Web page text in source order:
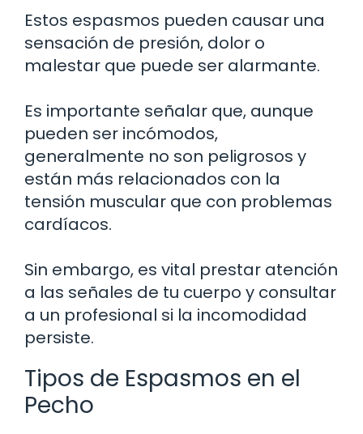
Estos espasmos pueden causar una
sensación de presión, dolor o
malestar que puede ser alarmante.
Es importante señalar que, aunque
pueden ser incómodos,
generalmente no son peligrosos y
están más relacionados con la
tensión muscular que con problemas
cardíacos.
Sin embargo, es vital prestar atención
a las señales de tu cuerpo y consultar
a un profesional si la incomodidad
persiste.
Tipos de Espasmos en el
Pecho